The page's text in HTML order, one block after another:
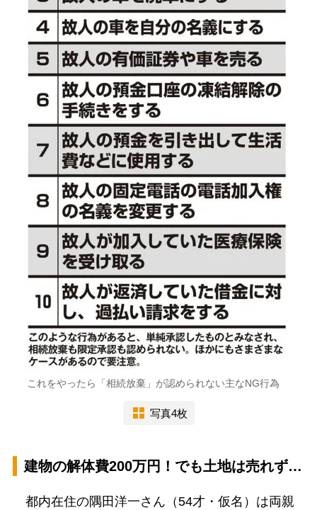
これをやったら「相続放棄」が認められない主なNG行為
写真4枚
建物の解体費200万円！でも土地は売れず…
都内在住の隅田洋一さん（54才・仮名）は両親